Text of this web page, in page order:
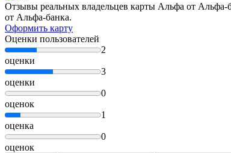
Отзывы реальных владельцев карты Альфа от Альфа-
от Альфа-банка.
Оформить карту
Оценки пользователей
2
оценки
3
оценки
0
оценок
1
оценка
0
оценок